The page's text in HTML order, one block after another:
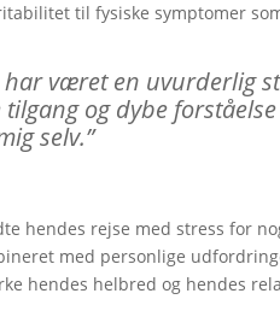
til fysiske symptomer
har været en uvurderlig
tilgang og dybe
selv.”
hendes rejse med stress for
med personlige
hendes helbred og hendes